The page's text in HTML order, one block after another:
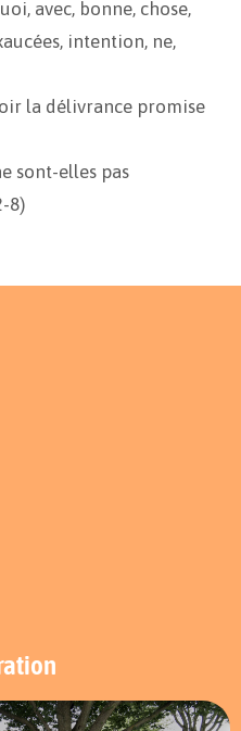
, avec, bonne, chose,
, intention, ne,
la délivrance promise
sont-elles pas
8)